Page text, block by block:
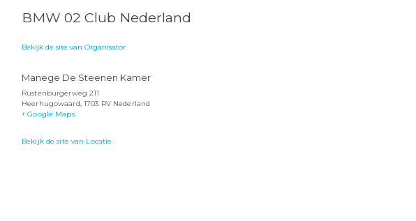
BMW 02 Club Nederland
Bekijk de site van Organisator
Manege De Steenen Kamer
Rustenburgerweg 211
Heerhugowaard, 1703 RV Nederland
+ Google Maps
Bekijk de site van Locatie